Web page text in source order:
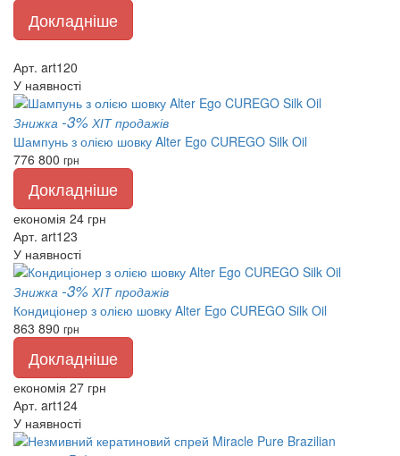
Докладніше
Арт. art120
У наявності
Знижка -3% ХІТ продажів
Шампунь з олією шовку Alter Ego CUREGO Silk Oil
776 800 грн
Докладніше
економія 24 грн
Арт. art123
У наявності
Знижка -3% ХІТ продажів
Кондиціонер з олією шовку Alter Ego CUREGO Silk Oil
863 890 грн
Докладніше
економія 27 грн
Арт. art124
У наявності